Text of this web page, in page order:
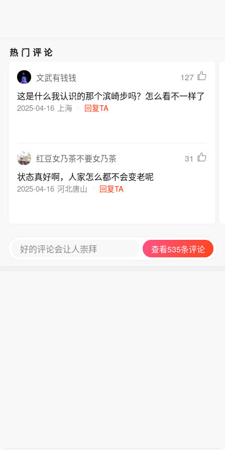
热门评论
文武有钱钱 127
这是什么我认识的那个滨崎步吗？怎么看不一样了
2025-04-16 上海 回复TA
红豆女乃茶不要女乃茶 31
状态真好啊，人家怎么都不会变老呢
2025-04-16 河北唐山 回复TA
好的评论会让人崇拜 查看535条评论